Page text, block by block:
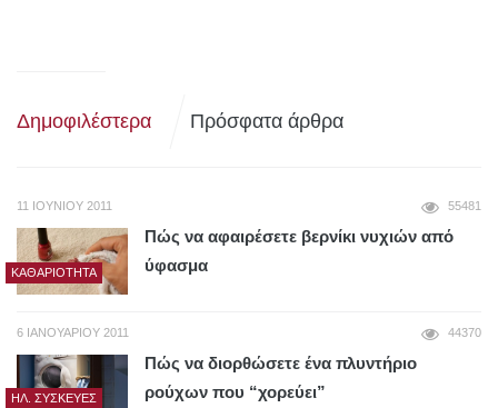
Δημοφιλέστερα Πρόσφατα άρθρα
11 ΙΟΥΝΊΟΥ 2011 55481
ΚΑΘΑΡΙΌΤΗΤΑ
Πώς να αφαιρέσετε βερνίκι νυχιών από
ύφασμα
6 ΙΑΝΟΥΑΡΊΟΥ 2011 44370
ΗΛ. ΣΥΣΚΕΥΈΣ
Πώς να διορθώσετε ένα πλυντήριο
ρούχων που “χορεύει”